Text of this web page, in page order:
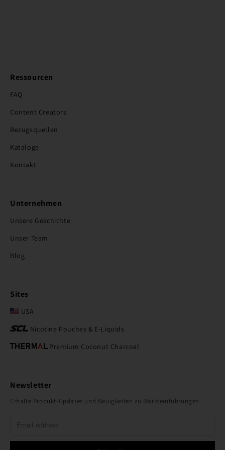
Ressourcen
FAQ
Content Creators
Bezugsquellen
Kataloge
Kontakt
Unternehmen
Unsere Geschichte
Unser Team
Blog
Sites
USA
Nicotine Pouches & E-Liquids
Premium Coconut Charcoal
Newsletter
Erhalte Produkt-Updates und Neuigkeiten zu Markteinführungen.